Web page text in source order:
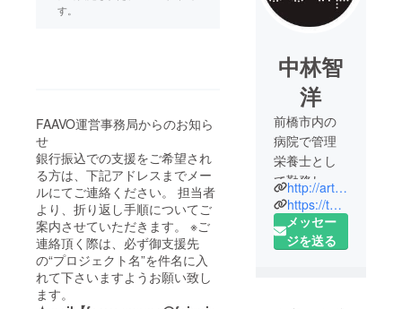
す。
FAAVO運営事務局からのお知ら
せ
銀行振込での支援をご希望され
る方は、下記アドレスまでメー
ルにてご連絡ください。 担当者
より、折り返し手順についてご
案内させていただきます。 ※ご
連絡頂く際は、必ず御支援先
の“プロジェクト名”を件名に入
れて下さいますようお願い致し
ます。
中林智
洋
前橋市内の
病院で管理
栄養士とし
て勤務しつ
つ
ギャラリー
アートスー
http://artsoup.blog.fc2.com/
https://twitter.com/GalleryArtsoup
メッセー
ジを送る